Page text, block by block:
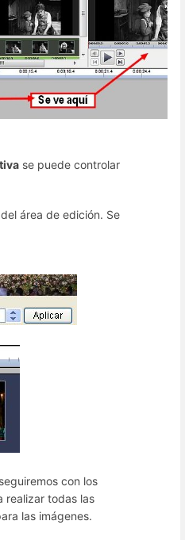
se puede controlar
área de edición. Se
con los
realizar todas las
las imágenes.